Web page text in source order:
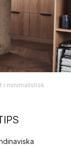
i minimalistisk